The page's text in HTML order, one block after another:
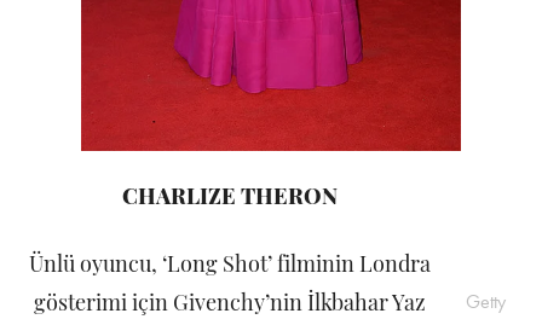
CHARLIZE THERON
Ünlü oyuncu, ‘Long Shot’ filminin Londra
gösterimi için Givenchy’nin İlkbahar Yaz
Getty